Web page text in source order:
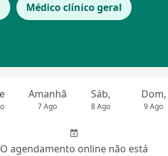
Médico clínico geral
Amanhã
7 Ago
Sáb,
8 Ago
Dom,
9 Ago
O agendamento online não está